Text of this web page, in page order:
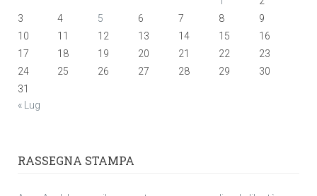
3
4 5 6 7 8
9
10
11 12 13 14 15
16
17
18 19 20 21 22
23
24
25 26 27 28 29
30
31
« Lug
RASSEGNA STAMPA